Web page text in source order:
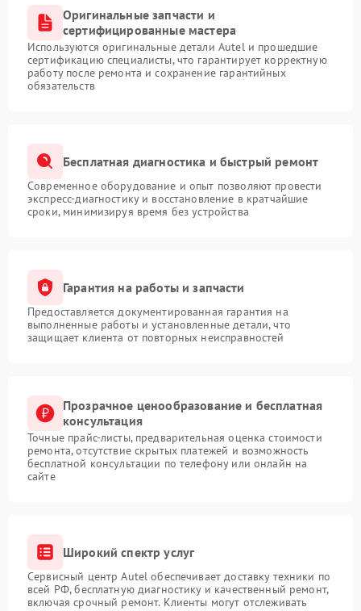
Оригинальные запчасти и
сертифицированные мастера
Используются оригинальные детали Autel и прошедшие
сертификацию специалисты, что гарантирует корректную
работу после ремонта и сохранение гарантийных
обязательств
Бесплатная диагностика и быстрый ремонт
Современное оборудование и опыт позволяют провести
экспресс-диагностику и восстановление в кратчайшие
сроки, минимизируя время без устройства
Гарантия на работы и запчасти
Предоставляется документированная гарантия на
выполненные работы и установленные детали, что
защищает клиента от повторных неисправностей
Прозрачное ценообразование и бесплатная
консультация
Точные прайс-листы, предварительная оценка стоимости
ремонта, отсутствие скрытых платежей и возможность
бесплатной консультации по телефону или онлайн на
сайте
Широкий спектр услуг
Сервисный центр Autel обеспечивает доставку техники по
всей РФ, бесплатную диагностику и качественный ремонт,
включая срочный ремонт. Клиенты могут отслеживать